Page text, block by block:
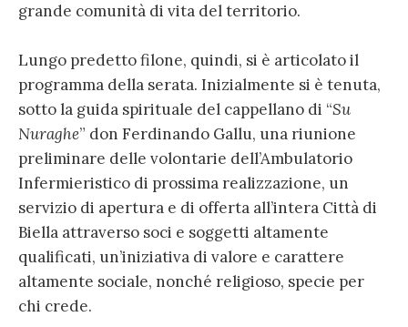
grande comunità di vita del territorio.
Lungo predetto filone, quindi, si è articolato il
programma della serata. Inizialmente si è tenuta,
sotto la guida spirituale del cappellano di “Su
Nuraghe” don Ferdinando Gallu, una riunione
preliminare delle volontarie dell’Ambulatorio
Infermieristico di prossima realizzazione, un
servizio di apertura e di offerta all’intera Città di
Biella attraverso soci e soggetti altamente
qualificati, un’iniziativa di valore e carattere
altamente sociale, nonché religioso, specie per
chi crede.